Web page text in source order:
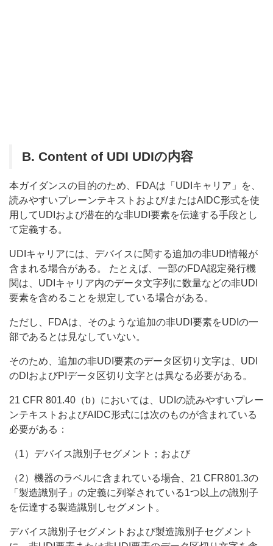
B. Content of UDI UDIの内容
本ガイダンスの目的のため、FDAは「UDIキャリア」を、
読みやすいプレーンテキストおよび/またはAIDC形式を使
用してUDIおよび潜在的な非UDI要素を伝達する手段とし
て定義する。
UDIキャリアには、デバイスに関する追加の非UDI情報が
含まれる場合がある。 たとえば、一部のFDA認定発行機
関は、UDIキャリア内のデータ文字列に数量などの非UDI
要素を含めることを規定している場合がある。
ただし、FDAは、そのような追加の非UDI要素をUDIの一
部であるとは見なしていない。
そのため、追加の非UDI要素のデータ区切り文字は、UDI
のDIおよびPIデータ区切り文字とは異なる必要がある。
21 CFR 801.40（b）においては、UDIの読みやすいプレー
ンテキストおよびAIDC形式には次のものが含まれている
必要がある：
（1）デバイス識別子セグメント；および
（2）機器のラベルに含まれている場合、21 CFR801.3の
「製造識別子」の定義に列挙されている1つ以上の識別子
を伝達する製造識別しセグメント。
デバイス識別子セグメントおよび製造識別子セグメント